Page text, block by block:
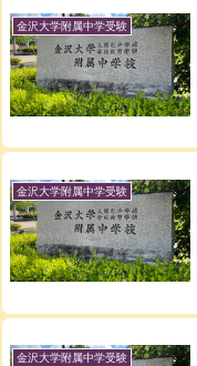
金沢大学附属中学受験
金沢大学附属中学受験
金沢大学附属中学受験